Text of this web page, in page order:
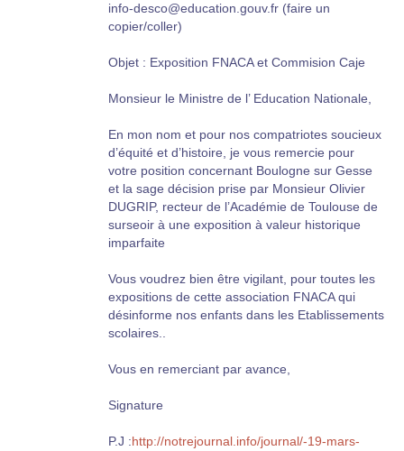
info-desco@education.gouv.fr (faire un
copier/coller)
Objet : Exposition FNACA et Commision Caje
Monsieur le Ministre de l’ Education Nationale,
En mon nom et pour nos compatriotes soucieux
d’équité et d’histoire, je vous remercie pour
votre position concernant Boulogne sur Gesse
et la sage décision prise par Monsieur Olivier
DUGRIP, recteur de l’Académie de Toulouse de
surseoir à une exposition à valeur historique
imparfaite
Vous voudrez bien être vigilant, pour toutes les
expositions de cette association FNACA qui
désinforme nos enfants dans les Etablissements
scolaires..
Vous en remerciant par avance,
Signature
P.J :http://notrejournal.info/journal/-19-mars-